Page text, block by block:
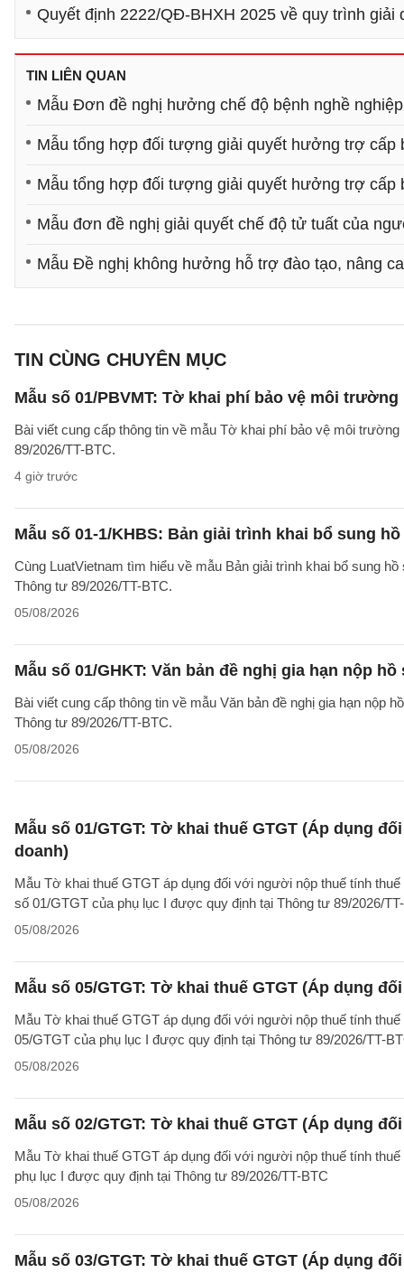
Quyết định 2222/QĐ-BHXH 2025 về quy trình
TIN LIÊN QUAN
Mẫu Đơn đề nghị hưởng chế độ bệnh nghề
Mẫu tổng hợp đối tượng giải quyết hưởng trợ cấp
Mẫu tổng hợp đối tượng giải quyết hưởng trợ cấp
Mẫu đơn đề nghị giải quyết chế độ tử tuất của
Mẫu Đề nghị không hưởng hỗ trợ đào tạo, nâng
TIN CÙNG CHUYÊN MỤC
Mẫu số 01/PBVMT: Tờ khai phí bảo vệ môi trường
Bài viết cung cấp thông tin về mẫu Tờ khai phí bảo vệ môi
89/2026/TT-BTC.
4 giờ trước
Mẫu số 01-1/KHBS: Bản giải trình khai bổ sung
Cùng LuatVietnam tìm hiểu về mẫu Bản giải trình khai bổ sung
Thông tư 89/2026/TT-BTC.
05/08/2026
Mẫu số 01/GHKT: Văn bản đề nghị gia hạn nộp
Bài viết cung cấp thông tin về mẫu Văn bản đề nghị gia hạn nộp
Thông tư 89/2026/TT-BTC.
05/08/2026
Mẫu số 01/GTGT: Tờ khai thuế GTGT (Áp dụng
doanh)
Mẫu Tờ khai thuế GTGT áp dụng đối với người nộp thuế tính
số 01/GTGT của phụ lục I được quy định tại Thông tư 89/2026/
05/08/2026
Mẫu số 05/GTGT: Tờ khai thuế GTGT (Áp dụng
Mẫu Tờ khai thuế GTGT áp dụng đối với người nộp thuế tính
05/GTGT của phụ lục I được quy định tại Thông tư 89/2026/TT-
05/08/2026
Mẫu số 02/GTGT: Tờ khai thuế GTGT (Áp dụng
Mẫu Tờ khai thuế GTGT áp dụng đối với người nộp thuế tính
phụ lục I được quy định tại Thông tư 89/2026/TT-BTC
05/08/2026
Mẫu số 03/GTGT: Tờ khai thuế GTGT (Áp dụng